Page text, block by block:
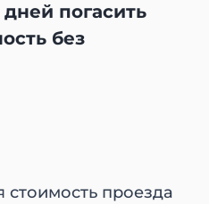
дней погасить
без
стоимость проезда